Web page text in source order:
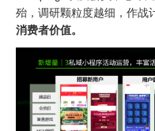
殆，调研颗粒度越细，作战
消费者价值。